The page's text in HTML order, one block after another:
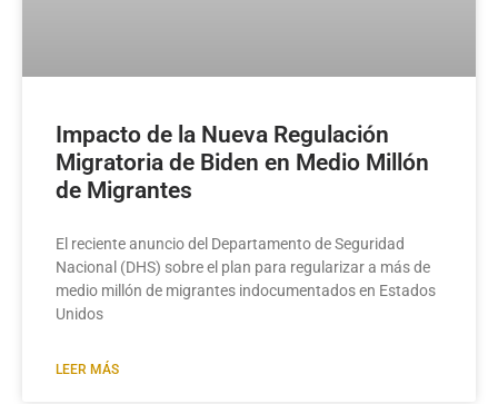
Impacto de la Nueva Regulación
Migratoria de Biden en Medio Millón
de Migrantes
El reciente anuncio del Departamento de Seguridad
Nacional (DHS) sobre el plan para regularizar a más de
medio millón de migrantes indocumentados en Estados
Unidos
LEER MÁS